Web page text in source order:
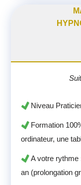
Niveau
Formation
ordinateur, une
A votre rythme
an (prolongation